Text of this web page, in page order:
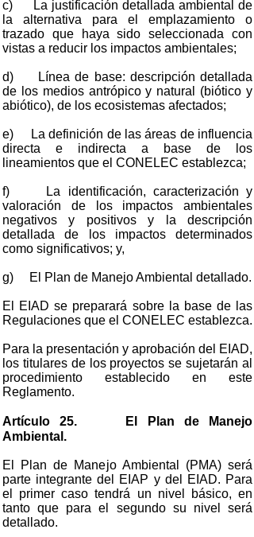
c) La justificación detallada ambiental de
la alternativa para el emplazamiento o
trazado que haya sido seleccionada con
vistas a reducir los impactos ambientales;
d) Línea de base: descripción detallada
de los medios antrópico y natural (biótico y
abiótico), de los ecosistemas afectados;
e) La definición de las áreas de influencia
directa e indirecta a base de los
lineamientos que el CONELEC establezca;
f) La identificación, caracterización y
valoración de los impactos ambientales
negativos y positivos y la descripción
detallada de los impactos determinados
como significativos; y,
g) El Plan de Manejo Ambiental detallado.
El EIAD se preparará sobre la base de las
Regulaciones que el CONELEC establezca.
Para la presentación y aprobación del EIAD,
los titulares de los proyectos se sujetarán al
procedimiento establecido en este
Reglamento.
Artículo 25. El Plan de Manejo
Ambiental.
El Plan de Manejo Ambiental (PMA) será
parte integrante del EIAP y del EIAD. Para
el primer caso tendrá un nivel básico, en
tanto que para el segundo su nivel será
detallado.